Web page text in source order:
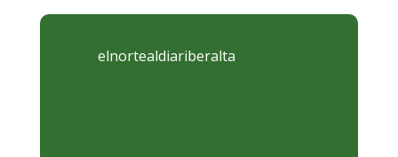
elnortealdiariberalta